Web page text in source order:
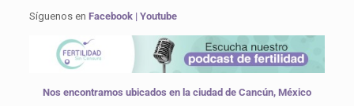
Síguenos en Facebook| Youtube
Nos encontramos ubicados en la ciudad de Cancún, México